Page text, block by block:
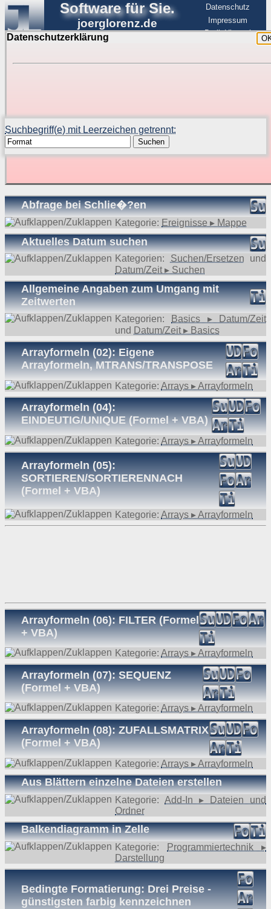
Datenschutzerklärung
Software für Sie.
joerglorenz.de
Datenschutz
Impressum
BerlinHimmel
Suchbegriff(e) mit Leerzeichen getrennt:
Suchen
Abfrage bei Schlie�?en
Kategorie: Ereignisse ▸ Mappe
Aktuelles Datum suchen
Kategorien: Suchen/Ersetzen und
Datum/Zeit ▸ Suchen
Allgemeine Angaben zum Umgang mit
Zeitwerten
Kategorien:
Basics ▸ Datum/Zeit
und Datum/Zeit ▸ Basics
Arrayformeln (02): Eigene
Arrayformeln, MTRANS/TRANSPOSE
Kategorie: Arrays ▸ Arrayformeln
Arrayformeln (04):
EINDEUTIG/UNIQUE (Formel + VBA)
Kategorie: Arrays ▸ Arrayformeln
Arrayformeln (05):
SORTIEREN/SORTIERENNACH
(Formel + VBA)
Kategorie: Arrays ▸ Arrayformeln
Arrayformeln (06): FILTER (Formel
+ VBA)
Kategorie: Arrays ▸ Arrayformeln
Arrayformeln (07): SEQUENZ
(Formel + VBA)
Kategorie: Arrays ▸ Arrayformeln
Arrayformeln (08): ZUFALLSMATRIX
(Formel + VBA)
Kategorie: Arrays ▸ Arrayformeln
Aus Blättern einzelne Dateien erstellen
Kategorie: Add-In ▸ Dateien und
Ordner
Balkendiagramm in Zelle
Kategorie:
Programmiertechnik ▸
Darstellung
Bedingte Formatierung: Drei Preise -
günstigsten farbig kennzeichnen